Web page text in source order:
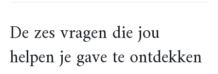
De zes vragen die jou
helpen je gave te ontdekken